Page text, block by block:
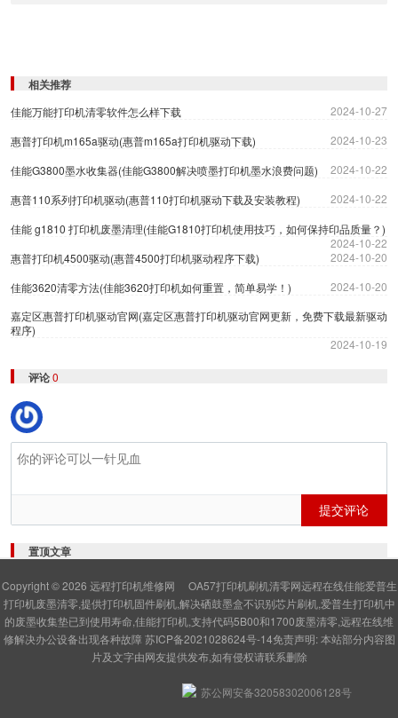
相关推荐
佳能万能打印机清零软件怎么样下载
2024-10-27
惠普打印机m165a驱动(惠普m165a打印机驱动下载)
2024-10-23
佳能G3800墨水收集器(佳能G3800解决喷墨打印机墨水浪费问题)
2024-10-22
惠普110系列打印机驱动(惠普110打印机驱动下载及安装教程)
2024-10-22
佳能 g1810 打印机废墨清理(佳能G1810打印机使用技巧，如何保持印品质量？)
2024-10-22
惠普打印机4500驱动(惠普4500打印机驱动程序下载)
2024-10-20
佳能3620清零方法(佳能3620打印机如何重置，简单易学！)
2024-10-20
嘉定区惠普打印机驱动官网(嘉定区惠普打印机驱动官网更新，免费下载最新驱动
程序)
2024-10-19
评论0
提交评论
置顶文章
Copyright © 2026 远程打印机维修网
OA57打印机刷机清零网远程在线佳能爱普生
打印机废墨清零,提供打印机固件刷机,解决硒鼓墨盒不识别芯片刷机,爱普生打印机中
的废墨收集垫已到使用寿命,佳能打印机,支持代码5B00和1700废墨清零,远程在线维
修解决办公设备出现各种故障 苏ICP备2021028624号-14免责声明: 本站部分内容图
片及文字由网友提供发布,如有侵权请联系删除
苏公网安备32058302006128号